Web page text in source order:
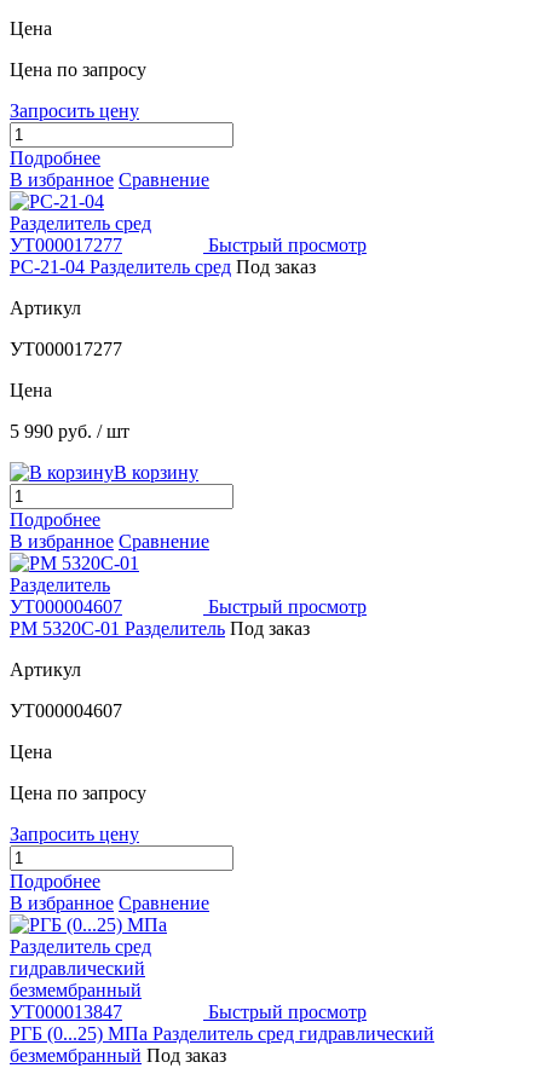
Цена
Цена по запросу
Запросить цену
Подробнее
В избранное Сравнение
Быстрый просмотр
РС-21-04 Разделитель сред Под заказ
Артикул
УТ000017277
Цена
5 990 руб. / шт
В корзину
Подробнее
В избранное Сравнение
Быстрый просмотр
РМ 5320С-01 Разделитель Под заказ
Артикул
УТ000004607
Цена
Цена по запросу
Запросить цену
Подробнее
В избранное Сравнение
Быстрый просмотр
РГБ (0...25) МПа Разделитель сред гидравлический
безмембранный Под заказ